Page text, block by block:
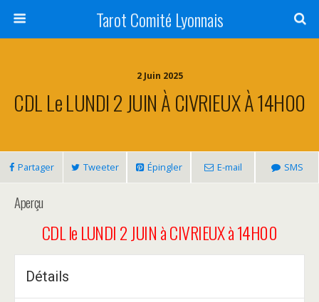
Tarot Comité Lyonnais
2 Juin 2025
CDL Le LUNDI 2 JUIN À CIVRIEUX À 14H00
Partager Tweeter Épingler E-mail SMS
Aperçu
CDL le LUNDI 2 JUIN à CIVRIEUX à 14H00
Détails